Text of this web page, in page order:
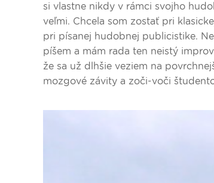
si vlastne nikdy v rámci svojho
veľmi. Chcela som zostať pri
pri písanej hudobnej publicistike.
píšem a mám rada ten neistý
že sa už dlhšie veziem na
mozgové závity a zoči-voči